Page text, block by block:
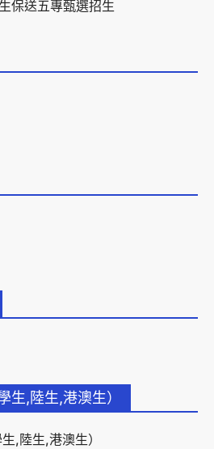
保送五專甄選招生
生,陸生,港澳生）
,陸生,港澳生）